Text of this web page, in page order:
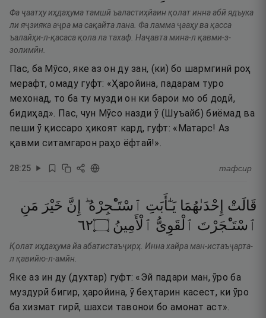
Фа ҷаатҳу иҳдаҳума тамшӣ ъаластиҳйаин қолат инна абӣ ядъука
ли яҷзияка аҷра ма сақайта лана. Фа ламма ҷааҳу ва қасса
ъалайҳи-л-қасаса қола ла тахаф. Наҷавта мина-л қавми-з-
золимӣн.
Пас, ба Мӯсо, яке аз он ду зан, (ки) бо шармгинӣ роҳ
мерафт, омаду гуфт: «Ҳаройина, падарам туро
мехонад, то ба ту музди он ки барои мо об додӣ,
бидиҳад». Пас, чун Мӯсо назди ӯ (Шуъайб) биёмад ва
пеши ӯ қиссаро ҳикоят кард, гуфт: «Матарс! Аз
қавми ситамгарон раҳо ёфтаӣ!».
28:25 тафсир
قَالَتْ إِحْدَىٰهُمَا يَـٰٓأَبَتِ ٱسْتَـْٔجِرْهُ ۖ إِنَّ خَيْرَ مَنِ
ٱسْتَـْٔجَرْتَ ٱلْقَوِىُّ ٱلْأَمِينُ ۝٢٦
Қолат иҳдаҳума йа абатистаъҷирҳ. Инна хайра ман-истаъҷарта-
л қавийю-л-амӣн.
Яке аз ин ду (духтар) гуфт: «Эй падари ман, ӯро ба
муздурӣ бигир, ҳаройина, ӯ беҳтарин касест, ки ӯро
ба хизмат гирӣ, шахси тавонои бо амонат аст».